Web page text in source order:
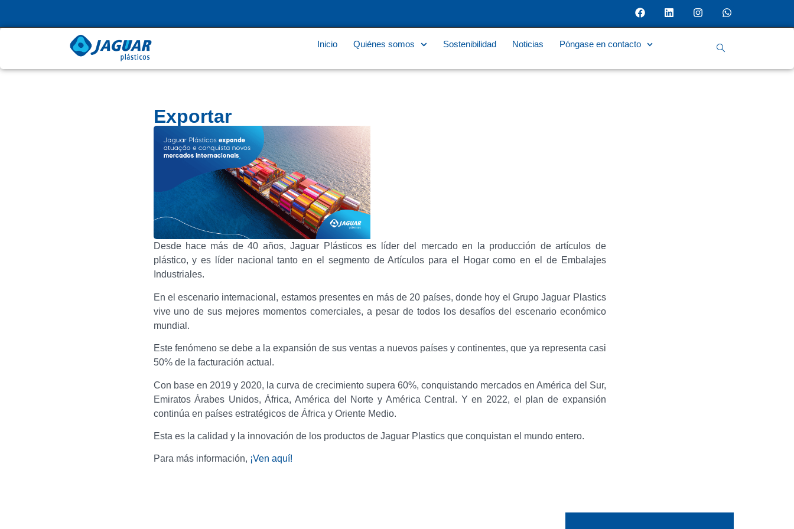
Inicio Quiénes somos Sostenibilidad Noticias Póngase en contacto
Exportar
Desde hace más de 40 años, Jaguar Plásticos es líder del mercado en la producción de artículos de
plástico, y es líder nacional tanto en el segmento de Artículos para el Hogar como en el de Embalajes
Industriales.
En el escenario internacional, estamos presentes en más de 20 países, donde hoy el Grupo Jaguar Plastics
vive uno de sus mejores momentos comerciales, a pesar de todos los desafíos del escenario económico
mundial.
Este fenómeno se debe a la expansión de sus ventas a nuevos países y continentes, que ya representa casi
50% de la facturación actual.
Con base en 2019 y 2020, la curva de crecimiento supera 60%, conquistando mercados en América del Sur,
Emiratos Árabes Unidos, África, América del Norte y América Central. Y en 2022, el plan de expansión
continúa en países estratégicos de África y Oriente Medio.
Esta es la calidad y la innovación de los productos de Jaguar Plastics que conquistan el mundo entero.
Para más información, ¡Ven aquí!